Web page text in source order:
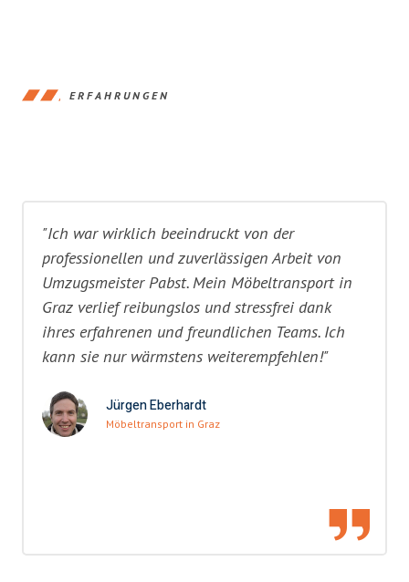
ERFAHRUNGEN
"Ich war wirklich beeindruckt von der
professionellen und zuverlässigen Arbeit von
Umzugsmeister Pabst. Mein Möbeltransport in
Graz verlief reibungslos und stressfrei dank
ihres erfahrenen und freundlichen Teams. Ich
kann sie nur wärmstens weiterempfehlen!"
Jürgen Eberhardt
Möbeltransport in Graz